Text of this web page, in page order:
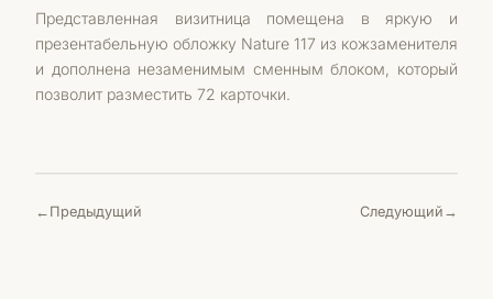
Представленная визитница помещена в яркую и
презентабельную обложку Nature 117 из кожзаменителя
и дополнена незаменимым сменным блоком, который
позволит разместить 72 карточки.
Предыдущий Следующий